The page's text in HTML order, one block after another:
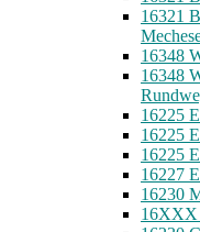
16321
16348
16348
16225
16225
16225
16227
16230
16XXX